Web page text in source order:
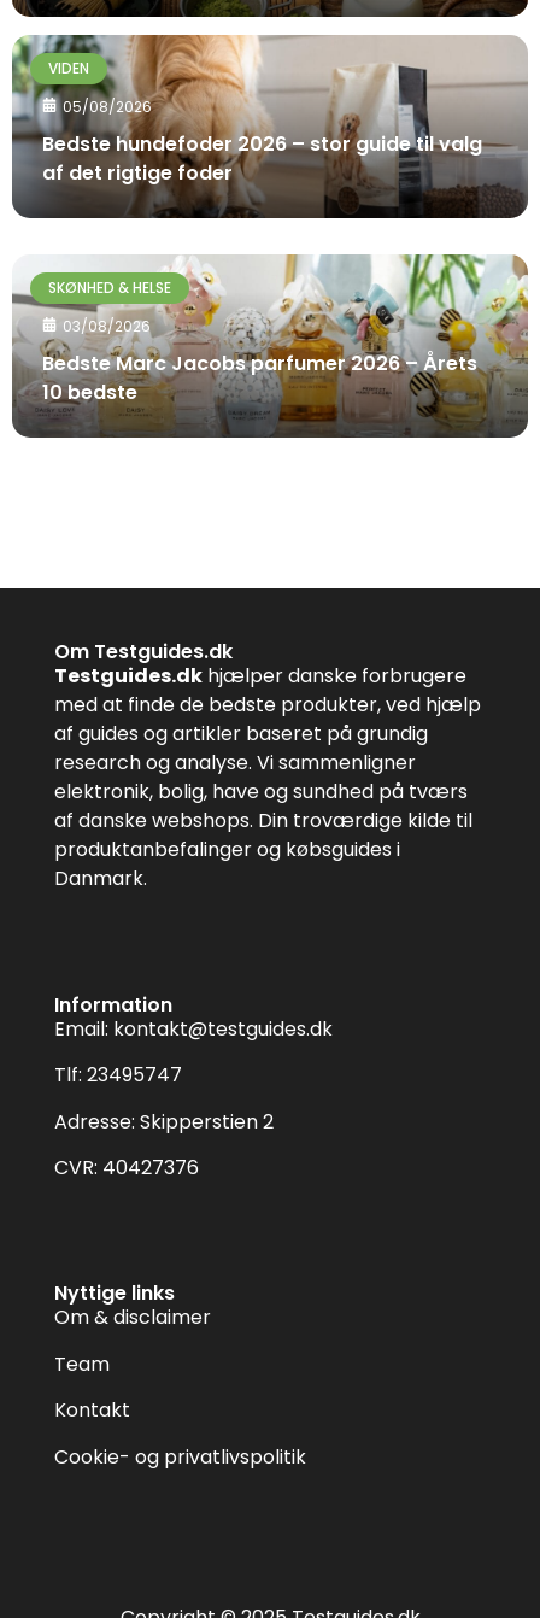
VIDEN
05/08/2026
Bedste hundefoder 2026 – stor guide til valg
af det rigtige foder
SKØNHED & HELSE
03/08/2026
Bedste Marc Jacobs parfumer 2026 – Årets
10 bedste
Om Testguides.dk
Testguides.dk hjælper danske forbrugere
med at finde de bedste produkter, ved hjælp
af guides og artikler baseret på grundig
research og analyse. Vi sammenligner
elektronik, bolig, have og sundhed på tværs
af danske webshops. Din troværdige kilde til
produktanbefalinger og købsguides i
Danmark.
Information
Email: kontakt@testguides.dk
Tlf: 23495747
Adresse: Skipperstien 2
CVR: 40427376
Nyttige links
Om & disclaimer
Team
Kontakt
Cookie- og privatlivspolitik